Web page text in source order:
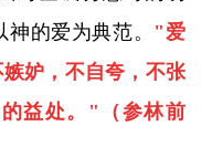
的爱为典范。 "爱
妒，不自夸，不张
益处。
" （参林前